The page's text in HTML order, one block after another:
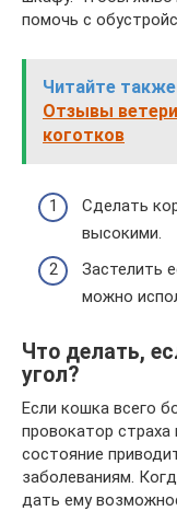
помочь с
Читайте
Отзывы
коготков
Сделать
высокими.
Застелить
можно
Что делать,
угол?
Если кошка всего
провокатор страха
состояние
заболеваниям.
дать ему